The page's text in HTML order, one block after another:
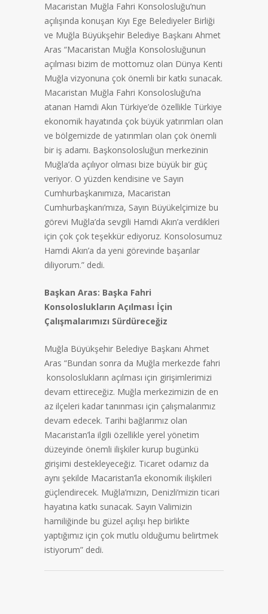
Macaristan Muğla Fahri Konsolosluğu’nun
açılışında konuşan Kıyı Ege Belediyeler Birliği
ve Muğla Büyükşehir Belediye Başkanı Ahmet
Aras “Macaristan Muğla Konsolosluğunun
açılması bizim de mottomuz olan Dünya Kenti
Muğla vizyonuna çok önemli bir katkı sunacak.
Macaristan Muğla Fahri Konsolosluğu’na
atanan Hamdi Akın Türkiye’de özellikle Türkiye
ekonomik hayatında çok büyük yatırımları olan
ve bölgemizde de yatırımları olan çok önemli
bir iş adamı. Başkonsolosluğun merkezinin
Muğla’da açılıyor olması bize büyük bir güç
veriyor. O yüzden kendisine ve Sayın
Cumhurbaşkanımıza, Macaristan
Cumhurbaşkanı’mıza, Sayın Büyükelçimize bu
görevi Muğla’da sevgili Hamdi Akın’a verdikleri
için çok çok teşekkür ediyoruz. Konsolosumuz
Hamdi Akın’a da yeni görevinde başarılar
diliyorum.” dedi.
Başkan Aras: Başka Fahri
Konsoloslukların Açılması İçin
Çalışmalarımızı Sürdüreceğiz
Muğla Büyükşehir Belediye Başkanı Ahmet
Aras “Bundan sonra da Muğla merkezde fahri
konsoloslukların açılması için girişimlerimizi
devam ettireceğiz. Muğla merkezimizin de en
az ilçeleri kadar tanınması için çalışmalarımız
devam edecek. Tarihi bağlarımız olan
Macaristan’la ilgili özellikle yerel yönetim
düzeyinde önemli ilişkiler kurup bugünkü
girişimi destekleyeceğiz. Ticaret odamız da
aynı şekilde Macaristan’la ekonomik ilişkileri
güçlendirecek. Muğla’mızın, Denizli’mizin ticari
hayatına katkı sunacak. Sayın Valimizin
hamiliğinde bu güzel açılışı hep birlikte
yaptığımız için çok mutlu olduğumu belirtmek
istiyorum” dedi.